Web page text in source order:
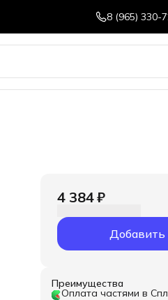
8 (965) 330-
4 384 ₽
Добавить
Преимущества
Оплата частями в